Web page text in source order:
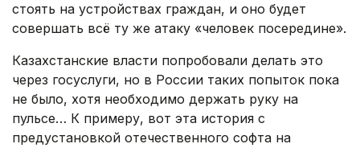
стоять на устройствах граждан, и оно будет
совершать всё ту же атаку «человек посередине».
Казахстанские власти попробовали делать это
через госуслуги, но в России таких попыток пока
не было, хотя необходимо держать руку на
пульсе… К примеру, вот эта история с
предустановкой отечественного софта на